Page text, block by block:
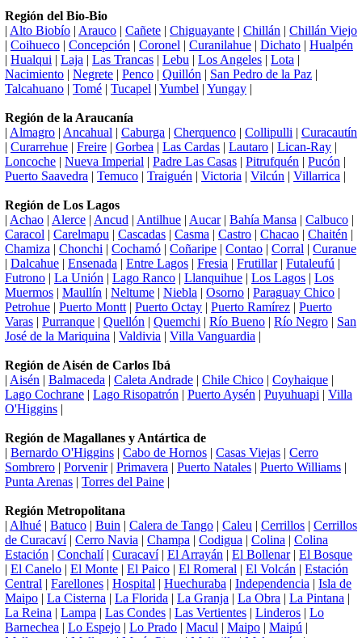
Región del Bio-Bio
| Alto Biobío | Arauco | Cañete | Chiguayante | Chillán | Chillán Viejo
| Coihueco | Concepción | Coronel | Curanilahue | Dichato | Hualpén
| Hualqui | Laja | Las Trancas | Lebu | Los Angeles | Lota |
Nacimiento | Negrete | Penco | Quillón | San Pedro de la Paz |
Talcahuano | Tomé | Tucapel | Yumbel | Yungay |
Región de la Araucanía
| Almagro | Ancahual | Caburga | Cherquenco | Collipulli | Curacautín
| Curarrehue | Freire | Gorbea | Las Cardas | Lautaro | Lican-Ray |
Loncoche | Nueva Imperial | Padre Las Casas | Pitrufquén | Pucón |
Puerto Saavedra | Temuco | Traiguén | Victoria | Vilcún | Villarrica |
Región de Los Lagos
| Achao | Alerce | Ancud | Antilhue | Aucar| Bahía Mansa | Calbuco |
Caracol | Carelmapu | Cascadas | Casma | Castro | Chacao | Chaitén |
Chamiza | Chonchi | Cochamó | Coñaripe | Contao | Corral | Curanue
| Dalcahue | Ensenada | Entre Lagos | Fresia | Frutillar| Futaleufú |
Futrono | La Unión | Lago Ranco | Llanquihue | Los Lagos | Los
Muermos | Maullín | Neltume | Niebla | Osorno | Paraguay Chico |
Petrohue | Puerto Montt | Puerto Octay | Puerto Ramírez | Puerto
Varas | Purranque | Quellón | Quemchi | Río Bueno | Río Negro | San
José de la Mariquina | Valdivia | Villa Vanguardia |
Región de Aisén de Carlos Ibá
| Aisén | Balmaceda | Caleta Andrade | Chile Chico | Coyhaique |
Lago Cochrane | Lago Risopatrón | Puerto Aysén | Puyuhuapi | Villa
O'Higgins |
Región de Magallanes y Antártica de
| Bernardo O'Higgins | Cabo de Hornos | Casas Viejas | Cerro
Sombrero | Porvenir| Primavera | Puerto Natales | Puerto Williams |
Punta Arenas | Torres del Paine |
Región Metropolitana
| Alhué | Batuco | Buin | Calera de Tango | Caleu | Cerrillos | Cerrillos
de Curacaví| Cerro Navia | Champa | Codigua | Colina | Colina
Estación | Conchalí| Curacaví| El Arrayán | El Bollenar| El Bosque
| El Canelo | El Monte | El Paico | El Romeral | El Volcán | Estación
Central | Farellones | Hospital | Huechuraba | Independencia | Isla de
Maipo | La Cisterna | La Florida | La Granja | La Obra | La Pintana |
La Reina | Lampa | Las Condes | Las Vertientes | Linderos | Lo
Barnechea | Lo Espejo | Lo Prado | Macul | Maipo | Maipú |